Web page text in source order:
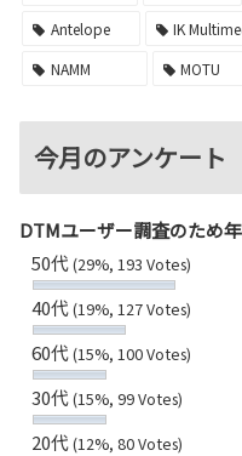
Antelope
IK
NAMM
MOTU
今月のアンケート
DTMユーザー調査のため
50代(29%, 193 Votes)
40代(19%, 127 Votes)
60代(15%, 100 Votes)
30代(15%, 99 Votes)
20代(12%, 80 Votes)